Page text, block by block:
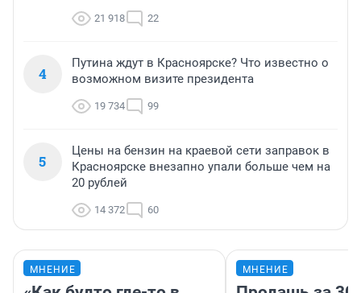
21 918 22
4
Путина ждут в Красноярске? Что известно о
возможном визите президента
19 734 99
5
Цены на бензин на краевой сети заправок в
Красноярске внезапно упали больше чем на
20 рублей
14 372 60
МНЕНИЕ МНЕНИЕ